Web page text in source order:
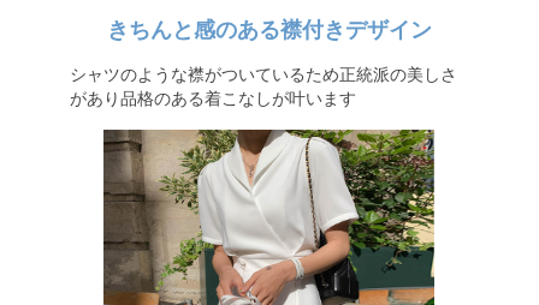
きちんと感のある襟付きデザイン
シャツのような襟がついているため正統派の美しさ
があり品格のある着こなしが叶います